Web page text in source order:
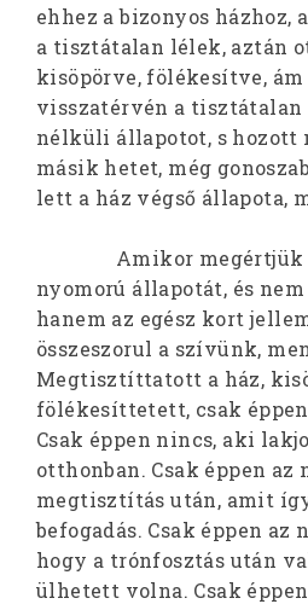
ehhez a bizonyos
a tisztátalan lélek, aztán
kisöpörve, fölékesítve,
visszatérvén a tisztátalan
nélküli állapotot, s hozott
másik hetet, még
lett a ház végső állapota,
Amikor megértjük a
nyomorú állapotát, és
hanem az egész kort
összeszorul a szívünk,
Megtisztíttatott a ház,
fölékesíttetett, csak
Csak éppen nincs, aki
otthonban. Csak éppen az
megtisztítás után, amit
befogadás. Csak éppen az
hogy a trónfosztás után
ülhetett volna. Csak